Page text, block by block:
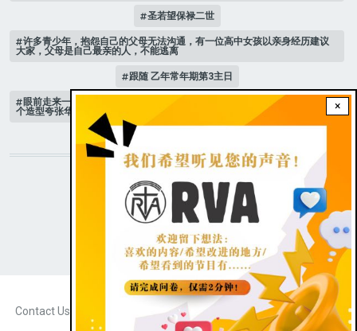
×
圣若望保禄二世
许多青少年，抱怨自己的父母无法沟通，有一位高中女孩以亲身经历建议
大家，父母是自己最亲的人，不能逃离
跟随 乙年常年期第3主日
眼前走来一位魔女，可爱的妖媚中带点邪恶，身上穿著宫廷的小丑服，整
个造型夸张华丽，非常特殊。
STAY CONNECTED WITH US!
Contact Us
Dark theme